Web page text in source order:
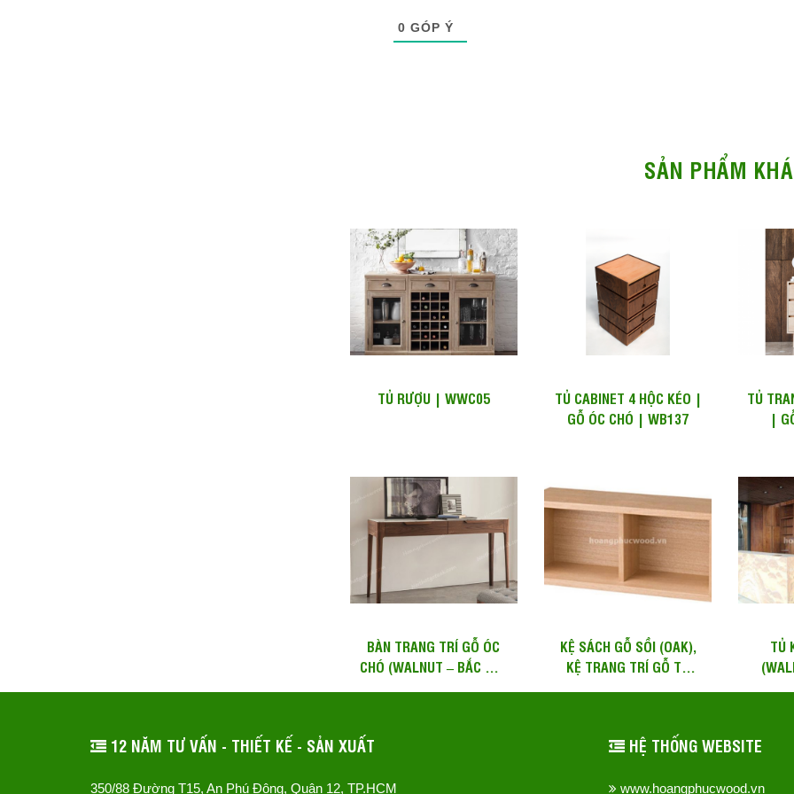
0 GÓP Ý
SẢN PHẨM
TỦ RƯỢU | WWC05
TỦ CABINET 4 HỘC KÉO |
GỖ ÓC CHÓ | WB137
TỦ
|
BÀN TRANG TRÍ GỖ ÓC
CHÓ (WALNUT – BẮC MỸ)
KỆ SÁCH GỖ SỒI (OAK),
KỆ TRANG TRÍ GỖ TỰ
TỦ
12 NĂM TƯ VẤN - THIẾT KẾ - SẢN XUẤT
350/88 Đường T15, An Phú Đông, Quận 12, TP.HCM
HỆ THỐNG WEBSITE
www.hoangphucwood.vn